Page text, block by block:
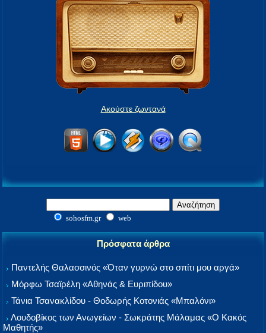
Ακούστε ζωντανά
sohosfm.gr web
Πρόσφατα άρθρα
Παντελής Θαλασσινός «Όταν γυρνώ στο σπίτι μου αργά»
Μόρφω Τσαϊρέλη «Αθηνάς & Ευριπίδου»
Τάνια Τσανακλίδου - Θοδωρής Κοτονιάς «Μπαλόνι»
Λουδοβίκος των Ανωγείων - Σωκράτης Μάλαμας «Ο Κακός
Μαθητής»